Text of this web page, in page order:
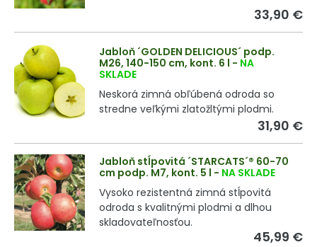
33,90 €
Jabloň ´GOLDEN DELICIOUS´ podp.
M26, 140-150 cm, kont. 6 l - NA
SKLADE
Neskorá zimná obľúbená odroda so
stredne veľkými zlatožltými plodmi.
31,90 €
Jabloň stĺpovitá ´STARCATS´® 60-70
cm podp. M7, kont. 5 l - NA SKLADE
Vysoko rezistentná zimná stĺpovitá
odroda s kvalitnými plodmi a dlhou
skladovateľnosťou.
45,99 €